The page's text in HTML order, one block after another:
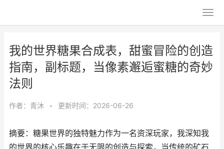
我的世界糖果合成表，甜蜜冒险的创造
指南，副标题，当像素邂逅蜜糖的奇妙
法则
作者： 青沐 • 更新时间：2026-06-26
摘要：糖果世界的独特魅力作为一名资深玩家，我深知我